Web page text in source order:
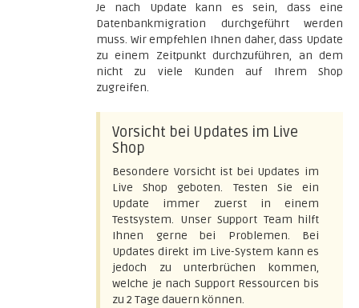
Je nach Update kann es sein, dass eine
Datenbankmigration durchgeführt werden
muss. Wir empfehlen Ihnen daher, dass Update
zu einem Zeitpunkt durchzuführen, an dem
nicht zu viele Kunden auf Ihrem Shop
zugreifen.
Vorsicht bei Updates im Live
Shop
Besondere Vorsicht ist bei Updates im
Live Shop geboten. Testen Sie ein
Update immer zuerst in einem
Testsystem. Unser Support Team hilft
Ihnen gerne bei Problemen. Bei
Updates direkt im Live-System kann es
jedoch zu unterbrüchen kommen,
welche je nach Support Ressourcen bis
zu 2 Tage dauern können.